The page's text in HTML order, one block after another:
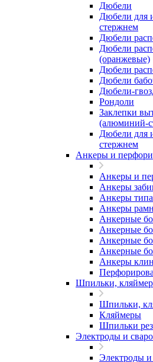
Дюбели
Дюбели для
стержнем
Дюбели
Дюбели
(оранжевые)
Дюбели
Дюбели
Дюбели-
Рондоли
Заклепки
(алюминий-
Дюбели для
стержнем
Анкеры и
Анкеры и
Анкеры
Анкеры
Анкеры
Анкерные
Анкерные
Анкерные
Анкерные
Анкеры
Шпильки,
Шпильки,
Кляймеры
Шпильки
Электроды и
Электроды и